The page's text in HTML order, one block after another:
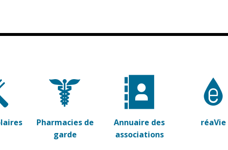
Pharmacies de
garde
Annuaire des
associations
réaVie